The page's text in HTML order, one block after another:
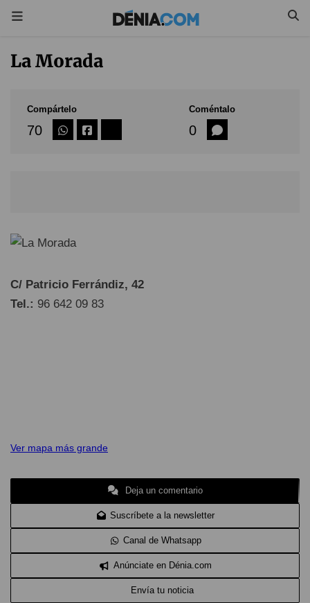
La Morada
Compártelo
70
Coméntalo
0
C/ Patricio Ferrándiz, 42
Tel.: 96 642 09 83
Ver mapa más grande
Deja un comentario
Suscríbete a la newsletter
Canal de Whatsapp
Anúnciate en Dénia.com
Envía tu noticia